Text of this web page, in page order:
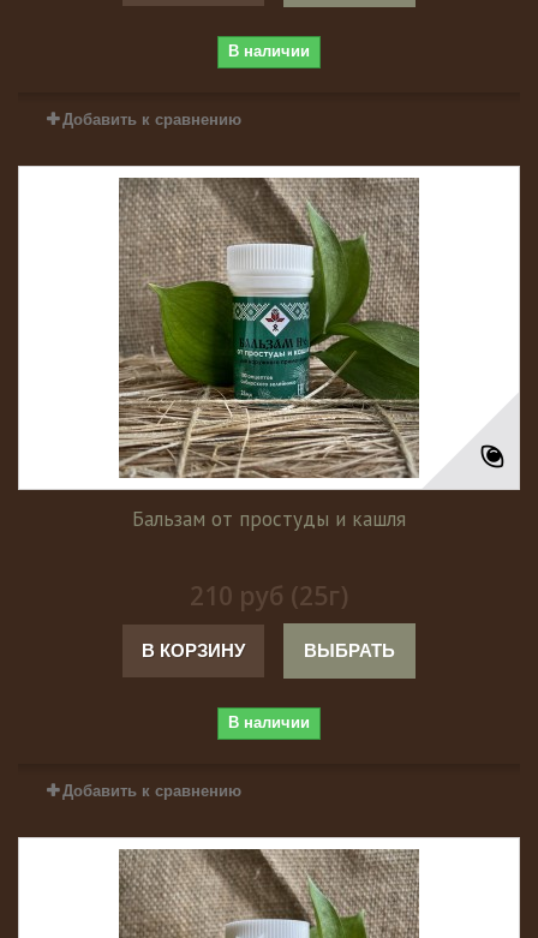
В наличии
Добавить к сравнению
Бальзам от простуды и кашля
210 руб (25г)
В КОРЗИНУ ВЫБРАТЬ
В наличии
Добавить к сравнению